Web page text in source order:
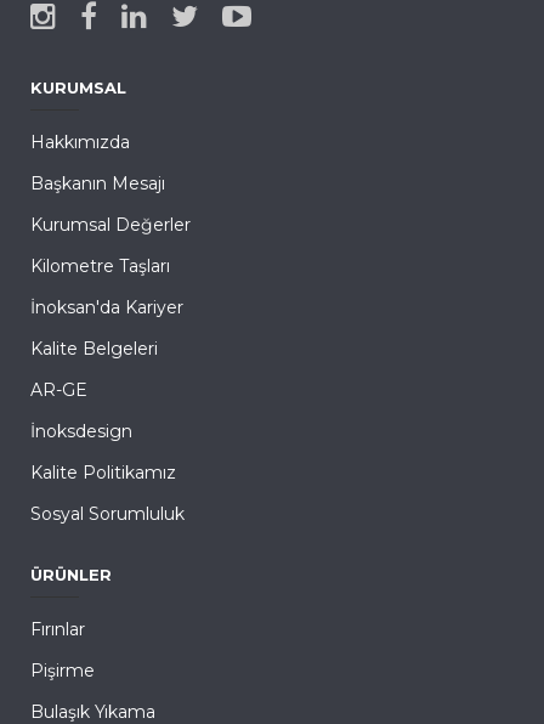
KURUMSAL
Hakkımızda
Başkanın Mesajı
Kurumsal Değerler
Kilometre Taşları
İnoksan'da Kariyer
Kalite Belgeleri
AR-GE
İnoksdesign
Kalite Politikamız
Sosyal Sorumluluk
ÜRÜNLER
Fırınlar
Pişirme
Bulaşık Yıkama